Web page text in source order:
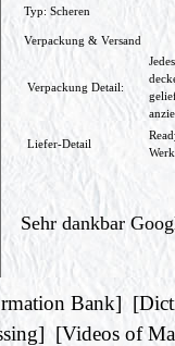
Typ: Scheren
Verpackung & Versand
Verpackung Detail:
Liefer-Detail
Sehr dankbar
Bank] [
] [Videos of